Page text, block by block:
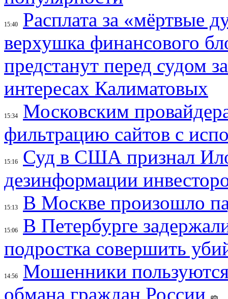
15:40
Расплата за «мёртвые
верхушка финансового
предстанут перед судом
интересах Калиматовых
15:34
Московским
фильтрацию сайтов с
15:16
Суд в США признал
дезинформации
15:13 В Москве произошло
15:06
В Петербурге
подростка совершить
14:56
Мошенники
обмана граждан России